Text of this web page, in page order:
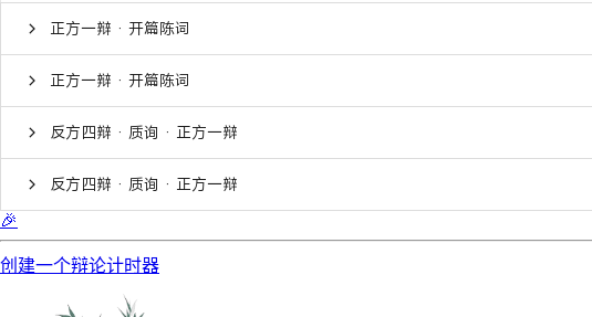
正方一辩 · 开篇陈词
正方一辩 · 开篇陈词
反方四辩 · 质询 · 正方一辩
反方四辩 · 质询 · 正方一辩
🎉
创建一个辩论计时器